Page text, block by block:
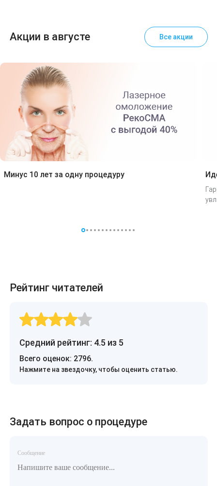
Акции в августе Все акции
Минус 10 лет за одну процедуру
Рейтинг читателей
Средний рейтинг: 4.5 из 5
Всего оценок: 2796.
Нажмите на звездочку, чтобы оценить статью.
Задать вопрос о процедуре
Сообщение